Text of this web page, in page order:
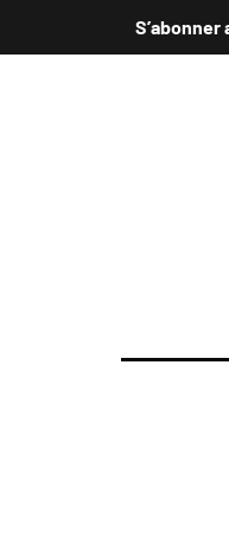
S’abonner